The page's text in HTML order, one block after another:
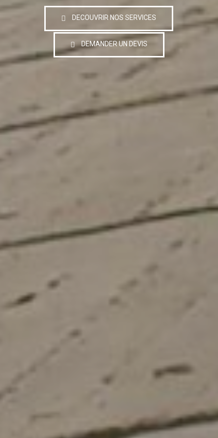
DECOUVRIR NOS SERVICES
DEMANDER UN DEVIS